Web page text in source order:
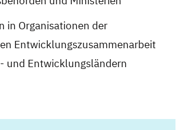
in Organisationen der
Entwicklungszusammenarbeit
und Entwicklungsländern